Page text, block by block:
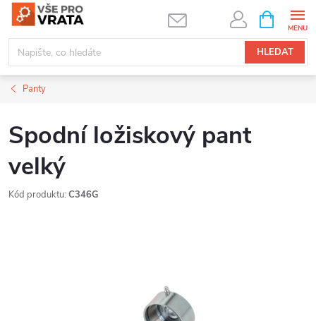
Přejít
obsah
HLEDAT
NÁKUPNÍ
KOŠÍK
Panty
Spodní ložiskový pant
velký
Kód produktu: C346G